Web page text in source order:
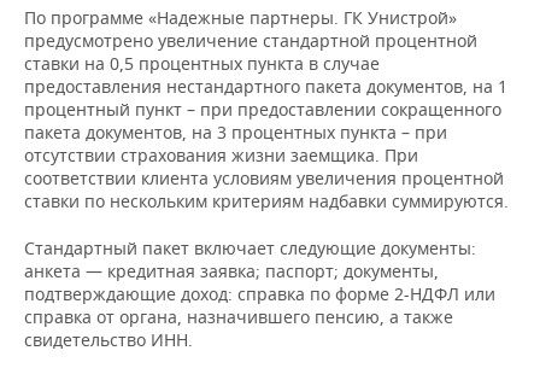
ОТКРЫТАЯ ЛЕКЦИЯ
БАСКЕТБОЛ
ВОЛЕЙБОЛ
КИБЕРСПОРТ
ФИГУРНОЕ КАТАНИЕ
ХОККЕЙ С МЯЧОМ
ИНФРАСТРУКТУРА
ИСТОРИЯ
КУЛЬТУРА
МЕДИЦИНА
ПРОИСШЕСТВИЯ
СПРАВОЧНИК
СПИСОК ПЕРСОН
СПИСОК КОМПАНИЙ
ПОЛНАЯ ВЕРСИЯ
По программе «Надежные партнеры. ГК Унистрой»
предусмотрено увеличение стандартной процентной
ставки на 0,5 процентных пункта в случае
предоставления нестандартного пакета документов, на 1
процентный пункт – при предоставлении сокращенного
пакета документов, на 3 процентных пункта – при
отсутствии страхования жизни заемщика. При
соответствии клиента условиям увеличения процентной
ставки по нескольким критериям надбавки суммируются.
Стандартный пакет включает следующие документы:
анкета — кредитная заявка; паспорт; документы,
подтверждающие доход: справка по форме 2-НДФЛ или
справка от органа, назначившего пенсию, а также
свидетельство ИНН.